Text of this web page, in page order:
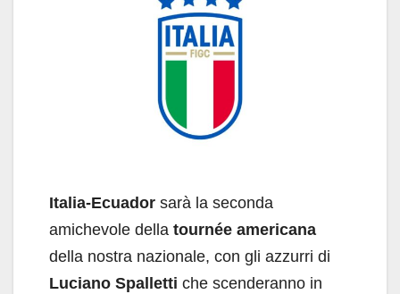
Italia-Ecuador sarà la seconda
amichevole della tournée americana
della nostra nazionale, con gli azzurri di
Luciano Spalletti che scenderanno in